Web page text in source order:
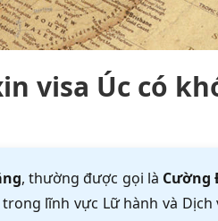
visa Úc có
, thường được gọi là Cường
lĩnh vực Lữ hành và